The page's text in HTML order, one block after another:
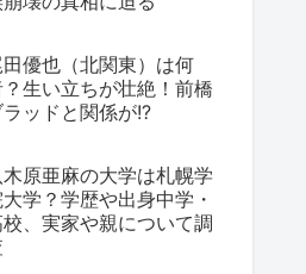
田優也（北関東）は何
生い立ちが壮絶！前橋
ラッドと関係が!?
木原亜麻の大学は札幌学
大学？学歴や出身中学・
、実家や親について調